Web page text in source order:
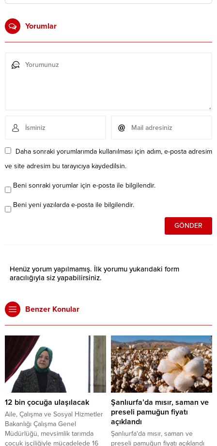
Yorumlar
Daha sonraki yorumlarımda kullanılması için adım, e-posta adresim
ve site adresim bu tarayıcıya kaydedilsin.
Beni sonraki yorumlar için e-posta ile bilgilendir.
Beni yeni yazılarda e-posta ile bilgilendir.
Henüz yorum yapılmamış. İlk yorumu yukarıdaki form
aracılığıyla siz yapabilirsiniz.
Benzer Konular
12 bin çocuğa ulaşılacak
Aile, Çalışma ve Sosyal Hizmetler
Bakanlığı Çalışma Genel
Müdürlüğü, mevsimlik tarımda
çocuk işçiliğiyle mücadelede 16
Şanlıurfa’da mısır, saman ve
preseli pamuğun fiyatı
açıklandı
Şanlıurfa'da mısır, saman ve
preseli pamuğun fiyatı açıklandı